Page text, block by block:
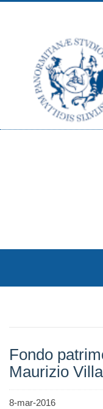
Fondo
Maurizio
8-mar-2016